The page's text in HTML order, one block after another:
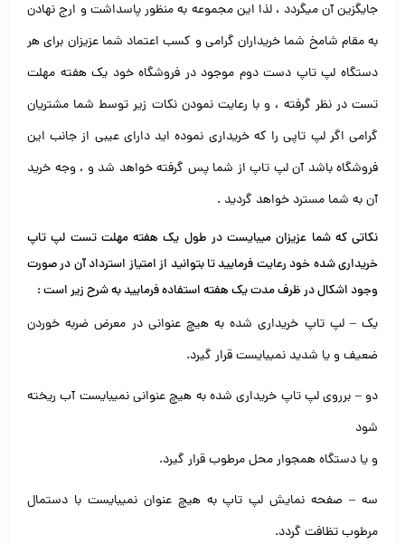
جایگزین آن میگردد ، لذا این مجموعه به منظور پاسداشت و ارج نهادن
به مقام شامخ شما خریداران گرامی و کسب اعتماد شما عزیزان برای هر
دستگاه لپ تاپ دست دوم موجود در فروشگاه خود یک هفته مهلت
تست در نظر گرفته ، و با رعایت نمودن نکات زیر توسط شما مشتریان
گرامی اگر لپ تاپی را که خریداری نموده اید دارای عیبی از جانب این
فروشگاه باشد آن لپ تاپ از شما پس گرفته خواهد شد و ، وجه خرید
آن به شما مسترد خواهد گردید .
نکاتی که شما عزیزان میبایست در طول یک هفته مهلت تست لپ تاپ
خریداری شده خود رعایت فرمایید تا بتوانید از امتیاز استرداد آن در صورت
وجود اشکال در ظرف مدت یک هفته استفاده فرمایید به شرح زیر است :
یک – لپ تاپ خریداری شده به هیچ عنوانی در معرض ضربه خوردن
ضعیف و یا شدید نمیبایست قرار گیرد.
دو – برروی لپ تاپ خریداری شده به هیچ عنوانی نمیبایست آب ریخته
شود
و یا دستگاه همجوار محل مرطوب قرار گیرد.
سه – صفحه نمایش لپ تاپ به هیچ عنوان نمیبایست با دستمال
مرطوب تظافت گردد.